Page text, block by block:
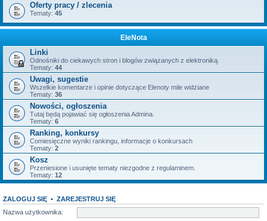
Oferty pracy / zlecenia
Tematy: 45
EleNota
Linki
Odnośniki do ciekawych stron i blogów związanych z elektroniką.
Tematy: 44
Uwagi, sugestie
Wszelkie komentarze i opinie dotyczące Elenoty mile widziane
Tematy: 36
Nowości, ogłoszenia
Tutaj będą pojawiać się ogłoszenia Admina.
Tematy: 6
Ranking, konkursy
Comiesięczne wyniki rankingu, informacje o konkursach
Tematy: 2
Kosz
Przeniesione i usunięte tematy niezgodne z regulaminem.
Tematy: 12
ZALOGUJ SIĘ • ZAREJESTRUJ SIĘ
Nazwa użytkownika: